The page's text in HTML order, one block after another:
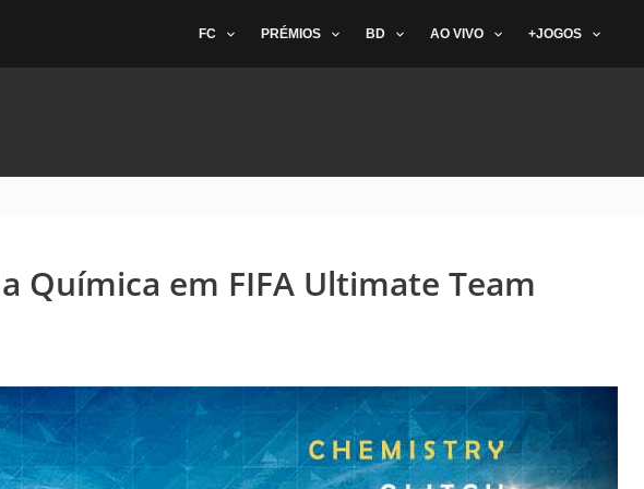
FC PRÉMIOS BD AO VIVO +JOGOS
Química em FIFA Ultimate Team